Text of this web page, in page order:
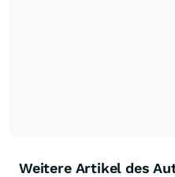
Weitere Artikel des